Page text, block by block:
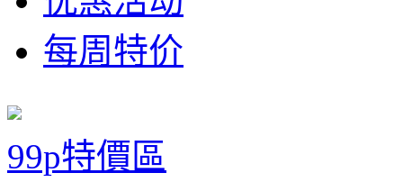
每周特价
99p特價區